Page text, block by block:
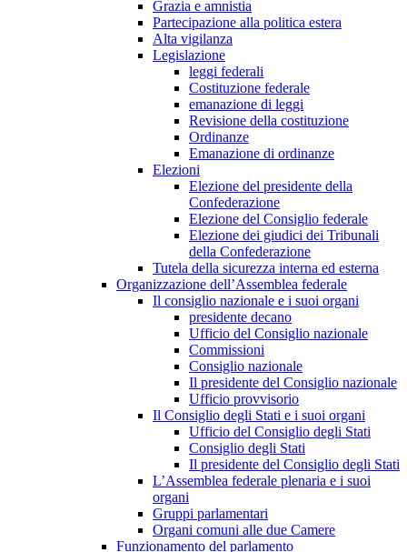
Grazia e amnistia
Partecipazione alla politica estera
Alta vigilanza
Legislazione
leggi federali
Costituzione federale
emanazione di leggi
Revisione della costituzione
Ordinanze
Emanazione di ordinanze
Elezioni
Elezione del presidente della
Confederazione
Elezione del Consiglio federale
Elezione dei giudici dei Tribunali
della Confederazione
Tutela della sicurezza interna ed esterna
Organizzazione dell’Assemblea federale
Il consiglio nazionale e i suoi organi
presidente decano
Ufficio del Consiglio nazionale
Commissioni
Consiglio nazionale
Il presidente del Consiglio nazionale
Ufficio provvisorio
Il Consiglio degli Stati e i suoi organi
Ufficio del Consiglio degli Stati
Consiglio degli Stati
Il presidente del Consiglio degli Stati
L’Assemblea federale plenaria e i suoi
organi
Gruppi parlamentari
Organi comuni alle due Camere
Funzionamento del parlamento